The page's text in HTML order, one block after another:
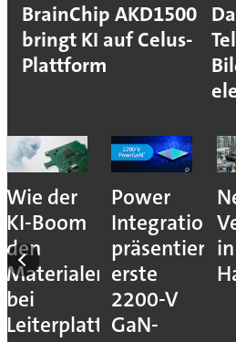
BrainChip AKD1500
bringt KI auf Celus-
Plattform
Wie der
KI-Boom
den
Materialengpass
bei
Leiterplatten
Power
Integrations
präsentiert
erste
2200-V
GaN-
in